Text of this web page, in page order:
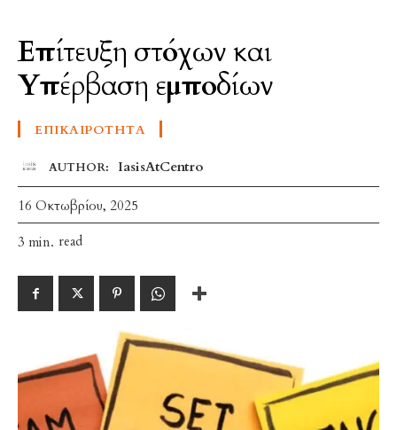
Επίτευξη στόχων και
Υπέρβαση εμποδίων
ΕΠΙΚΑΙΡΌΤΗΤΑ
AUTHOR: IasisAtCentro
16 Οκτωβρίου, 2025
3 min. read